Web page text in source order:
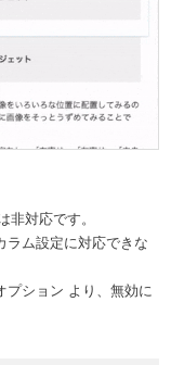
対応です。
ム設定に対応できな
プション より、無効に